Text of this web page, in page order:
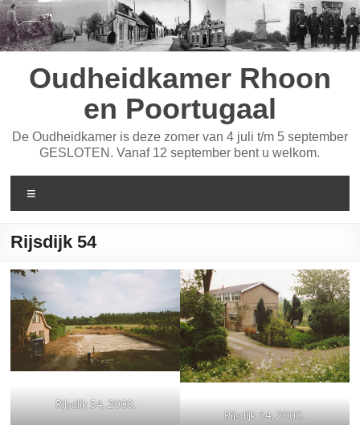
Ga
naar
de
inhoud
Oudheidkamer Rhoon
en Poortugaal
De Oudheidkamer is deze zomer van 4 juli t/m 5 september
GESLOTEN. Vanaf 12 september bent u welkom.
Rijsdijk 54
Rijsdijk 54, 2000.
Rijsdijk 54, 2000.